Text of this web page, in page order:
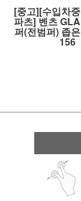
[중고][수입차
파츠] 벤츠
퍼(전범퍼) 좁
156